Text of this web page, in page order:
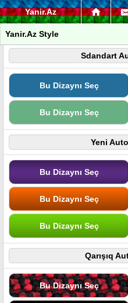
Yanir.Az
Yanir.Az Style
Sdandart
Bu Dizaynı Seç
Bu Dizaynı Seç
Yeni
Bu Dizaynı Seç
Bu Dizaynı Seç
Bu Dizaynı Seç
Qarışıq
Bu Dizaynı Seç